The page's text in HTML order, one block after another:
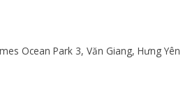
Ocean Park 3, Văn Giang, Hưng Yên